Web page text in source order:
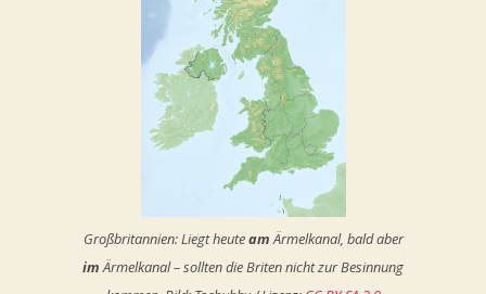
Großbritannien: Liegt heuteam Ärmelkanal, bald aber
im Ärmelkanal – sollten die Briten nicht zur Besinnung